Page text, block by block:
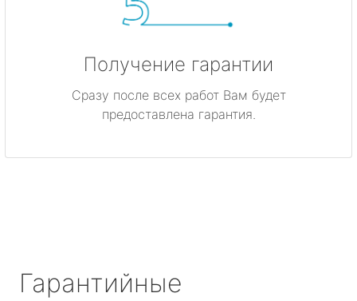
Получение гарантии
Сразу после всех работ Вам будет
предоставлена гарантия.
Гарантийные